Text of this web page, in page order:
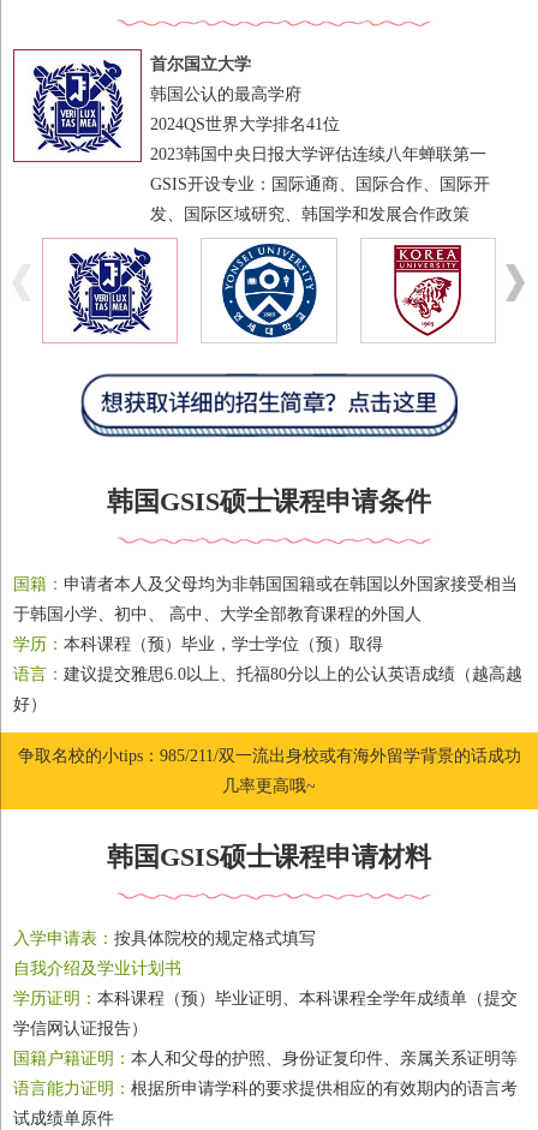
首尔国立大学
韩国公认的最高学府
2024QS世界大学排名41位
2023韩国中央日报大学评估连续八年蝉联第一
GSIS开设专业：国际通商、国际合作、国际开
发、国际区域研究、韩国学和发展合作政策
韩国GSIS硕士课程申请条件
国籍：申请者本人及父母均为非韩国国籍或在韩国以外国家接受相当
于韩国小学、初中、 高中、大学全部教育课程的外国人
学历：本科课程（预）毕业，学士学位（预）取得
语言：建议提交雅思6.0以上、托福80分以上的公认英语成绩（越高越
好）
争取名校的小tips：985/211/双一流出身校或有海外留学背景的话成功
几率更高哦~
韩国GSIS硕士课程申请材料
入学申请表：按具体院校的规定格式填写
自我介绍及学业计划书
学历证明：本科课程（预）毕业证明、本科课程全学年成绩单（提交
学信网认证报告）
国籍户籍证明：本人和父母的护照、身份证复印件、亲属关系证明等
语言能力证明：根据所申请学科的要求提供相应的有效期内的语言考
试成绩单原件